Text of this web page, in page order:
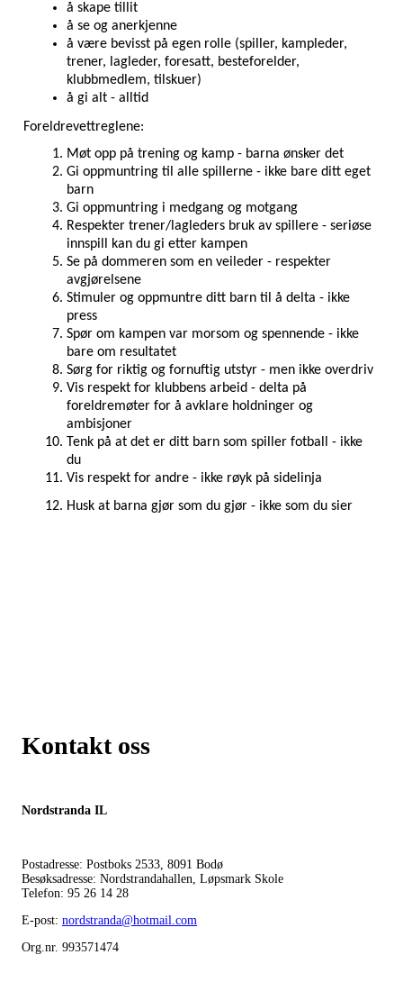
å skape tillit
å se og anerkjenne
å være bevisst på egen rolle (spiller, kampleder,
trener, lagleder, foresatt, besteforelder,
klubbmedlem, tilskuer)
å gi alt - alltid
Foreldrevettreglene:
Møt opp på trening og kamp - barna ønsker det
Gi oppmuntring til alle spillerne - ikke bare ditt eget
barn
Gi oppmuntring i medgang og motgang
Respekter trener/lagleders bruk av spillere - seriøse
innspill kan du gi etter kampen
Se på dommeren som en veileder - respekter
avgjørelsene
Stimuler og oppmuntre ditt barn til å delta - ikke
press
Spør om kampen var morsom og spennende - ikke
bare om resultatet
Sørg for riktig og fornuftig utstyr - men ikke overdriv
Vis respekt for klubbens arbeid - delta på
foreldremøter for å avklare holdninger og
ambisjoner
Tenk på at det er ditt barn som spiller fotball - ikke
du
Vis respekt for andre - ikke røyk på sidelinja
Husk at barna gjør som du gjør - ikke som du sier
Kontakt oss
Nordstranda IL
Postadresse: Postboks 2533, 8091 Bodø
Besøksadresse: Nordstrandahallen, Løpsmark Skole
Telefon: 95 26 14 28
E-post: nordstranda@hotmail.com
Org.nr. 993571474